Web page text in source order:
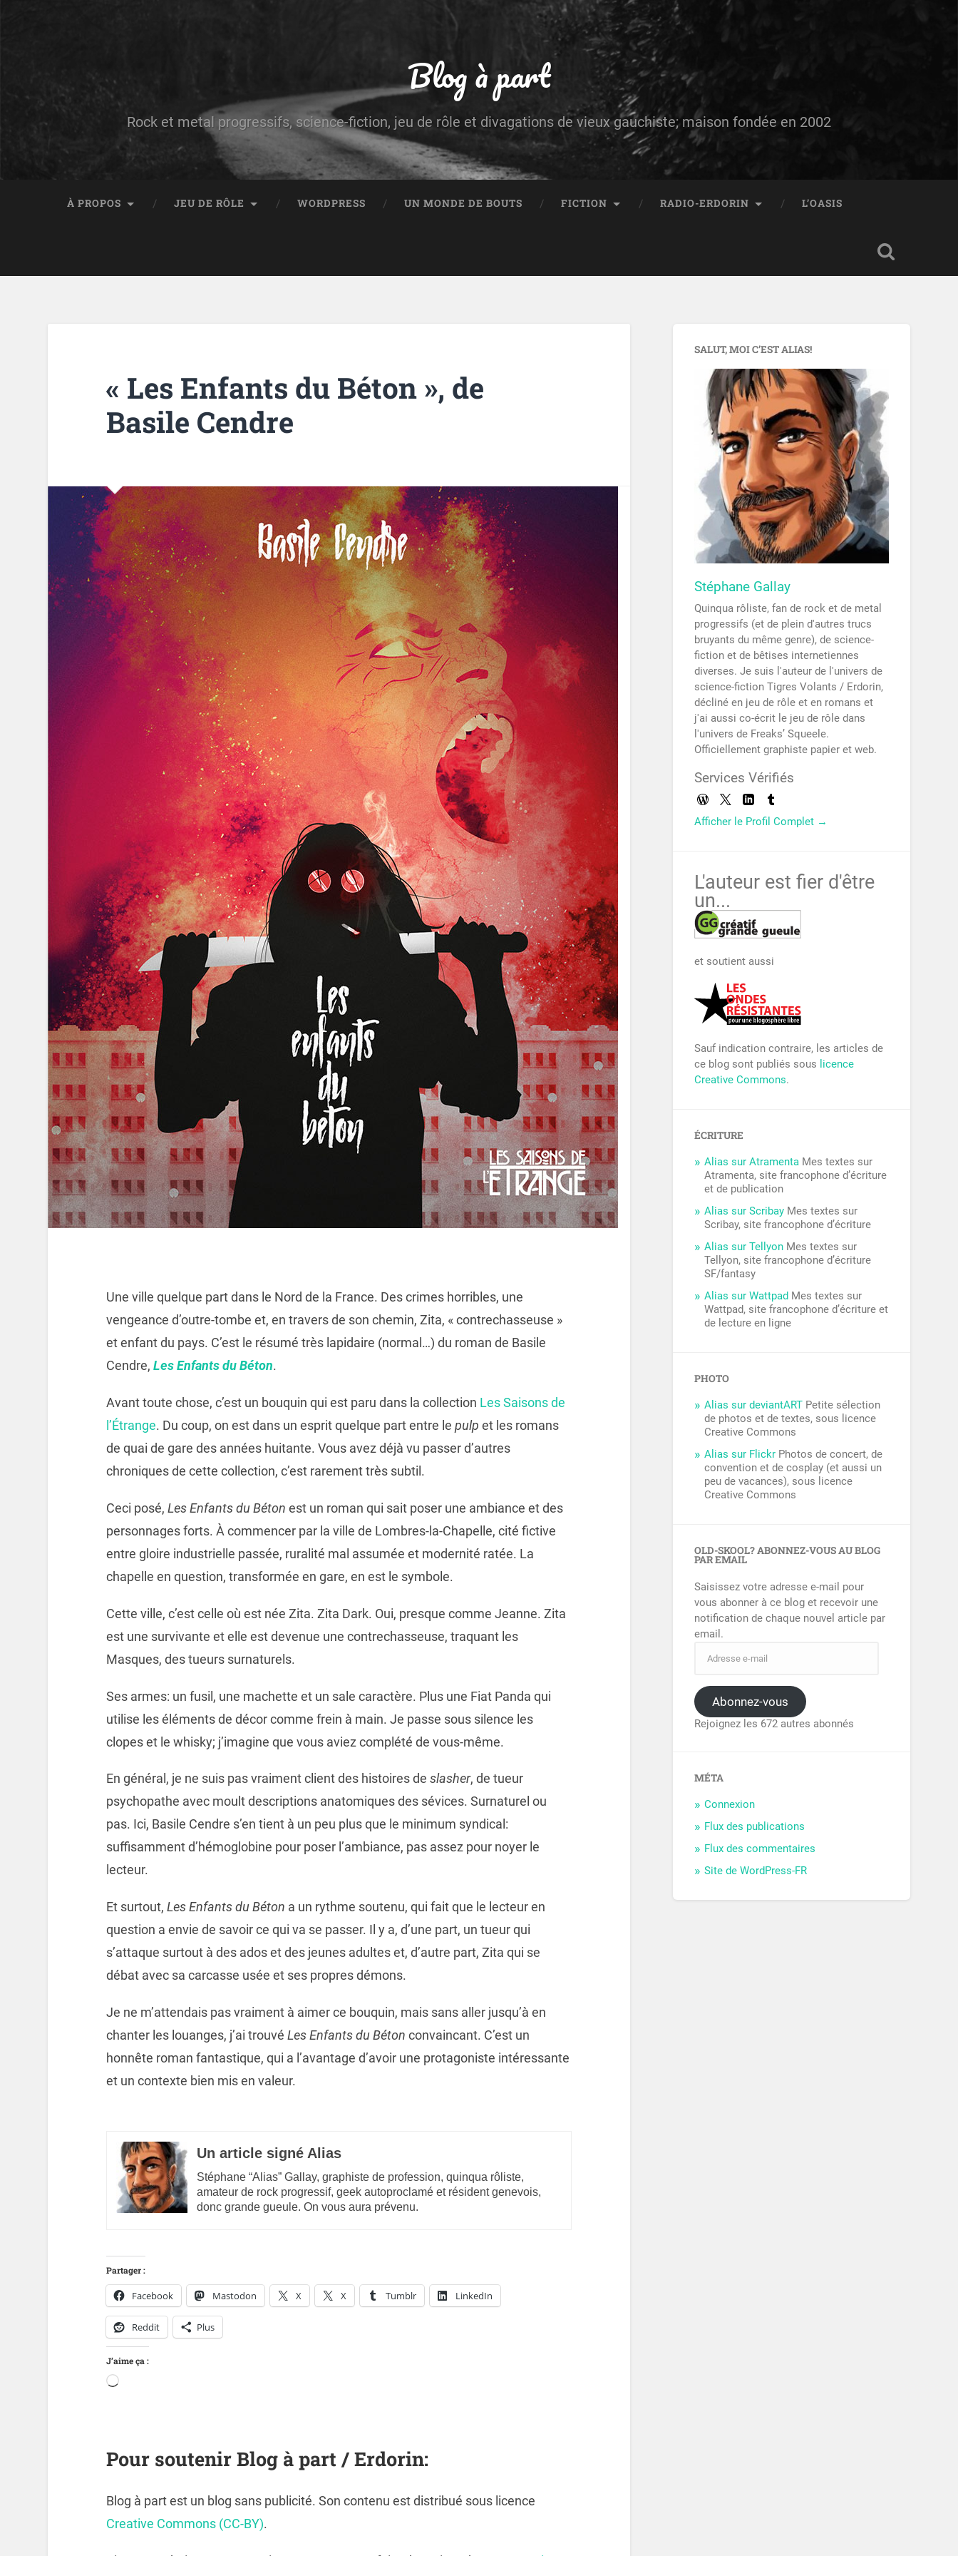
Blog à part
Rock et metal progressifs, science-fiction, jeu de rôle et divagations de vieux gauchiste; maison fondée en 2002
À PROPOS JEU DE RÔLE WORDPRESS UN MONDE DE BOUTS FICTION RADIO-ERDORIN L’OASIS
« Les Enfants du Béton », de
Basile Cendre
Une ville quelque part dans le Nord de la France. Des crimes horribles, une
vengeance d’outre-tombe et, en travers de son chemin, Zita, « contrechasseuse »
et enfant du pays. C’est le résumé très lapidaire (normal…) du roman de Basile
Cendre, Les Enfants du Béton.
Avant toute chose, c’est un bouquin qui est paru dans la collection Les Saisons de
l’Étrange. Du coup, on est dans un esprit quelque part entre le pulp et les romans
de quai de gare des années huitante. Vous avez déjà vu passer d’autres
chroniques de cette collection, c’est rarement très subtil.
Ceci posé, Les Enfants du Béton est un roman qui sait poser une ambiance et des
personnages forts. À commencer par la ville de Lombres-la-Chapelle, cité fictive
entre gloire industrielle passée, ruralité mal assumée et modernité ratée. La
chapelle en question, transformée en gare, en est le symbole.
Cette ville, c’est celle où est née Zita. Zita Dark. Oui, presque comme Jeanne. Zita
est une survivante et elle est devenue une contrechasseuse, traquant les
Masques, des tueurs surnaturels.
Ses armes: un fusil, une machette et un sale caractère. Plus une Fiat Panda qui
utilise les éléments de décor comme frein à main. Je passe sous silence les
clopes et le whisky; j’imagine que vous aviez complété de vous-même.
En général, je ne suis pas vraiment client des histoires de slasher, de tueur
psychopathe avec moult descriptions anatomiques des sévices. Surnaturel ou
pas. Ici, Basile Cendre s’en tient à un peu plus que le minimum syndical:
suffisamment d’hémoglobine pour poser l’ambiance, pas assez pour noyer le
lecteur.
Et surtout, Les Enfants du Béton a un rythme soutenu, qui fait que le lecteur en
question a envie de savoir ce qui va se passer. Il y a, d’une part, un tueur qui
s’attaque surtout à des ados et des jeunes adultes et, d’autre part, Zita qui se
débat avec sa carcasse usée et ses propres démons.
Je ne m’attendais pas vraiment à aimer ce bouquin, mais sans aller jusqu’à en
chanter les louanges, j’ai trouvé Les Enfants du Béton convaincant. C’est un
honnête roman fantastique, qui a l’avantage d’avoir une protagoniste intéressante
et un contexte bien mis en valeur.
Un article signé Alias
Stéphane “Alias” Gallay, graphiste de profession, quinqua rôliste,
amateur de rock progressif, geek autoproclamé et résident genevois,
donc grande gueule. On vous aura prévenu.
Partager :
Facebook Mastodon X X Tumblr LinkedIn
Reddit Plus
J’aime ça :
Pour soutenir Blog à part / Erdorin:
Blog à part est un blog sans publicité. Son contenu est distribué sous licence
Creative Commons (CC-BY).
SALUT, MOI C’EST ALIAS!
Stéphane Gallay
Quinqua rôliste, fan de rock et de metal
progressifs (et de plein d'autres trucs
bruyants du même genre), de science-
fiction et de bêtises internetiennes
diverses. Je suis l'auteur de l'univers de
science-fiction Tigres Volants / Erdorin,
décliné en jeu de rôle et en romans et
j'ai aussi co-écrit le jeu de rôle dans
l'univers de Freaks’ Squeele.
Officiellement graphiste papier et web.
Services Vérifiés
Afficher le Profil Complet →
L'auteur est fier d'être
un...
et soutient aussi
Sauf indication contraire, les articles de
ce blog sont publiés sous licence
Creative Commons.
ÉCRITURE
Alias sur Atramenta Mes textes sur
Atramenta, site francophone d’écriture
et de publication
Alias sur Scribay Mes textes sur
Scribay, site francophone d’écriture
Alias sur Tellyon Mes textes sur
Tellyon, site francophone d’écriture
SF/fantasy
Alias sur Wattpad Mes textes sur
Wattpad, site francophone d’écriture et
de lecture en ligne
PHOTO
Alias sur deviantART Petite sélection
de photos et de textes, sous licence
Creative Commons
Alias sur Flickr Photos de concert, de
convention et de cosplay (et aussi un
peu de vacances), sous licence
Creative Commons
OLD-SKOOL? ABONNEZ-VOUS AU BLOG
PAR EMAIL
Saisissez votre adresse e-mail pour
vous abonner à ce blog et recevoir une
notification de chaque nouvel article par
email.
Abonnez-vous
Rejoignez les 672 autres abonnés
MÉTA
Connexion
Flux des publications
Flux des commentaires
Site de WordPress-FR